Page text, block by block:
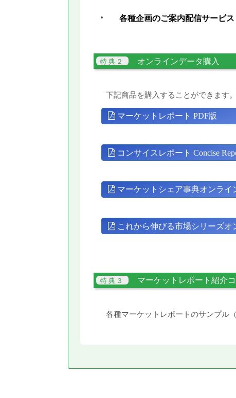
各種企画のご案内配信サービス
オンラインデータ購入
下記商品を購入することができます。
マーケットレポート PDF版
コンサイスレポート Concise
マーケットシェア事典オンライ
これから伸びる市場シリーズオ
マーケットレポート紹介
各種マーケットレポートのサンプル